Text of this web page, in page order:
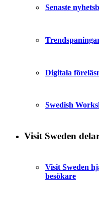
Senaste
Digitala
Swedish
Visit Sweden
Visit Sweden
besökare